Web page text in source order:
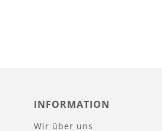
INFORMATION
Wir über uns